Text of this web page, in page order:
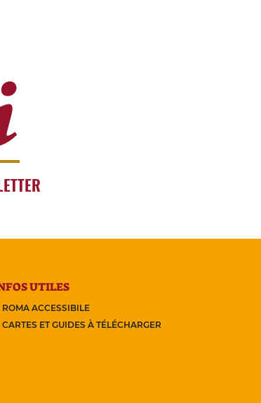
UTILES
ROMA ACCESSIBILE
CARTES ET GUIDES À TÉLÉCHARGER